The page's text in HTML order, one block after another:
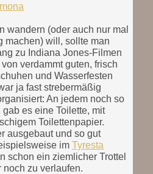
wandern (oder auch nur mal
machen) will, sollte man
zu Indiana Jones-Filmen
verdammt guten, frisch
und Wasserfesten
ja fast strebermäßig
An jedem noch so
es eine Toilette, mit
Toilettenpapier.
ausgebaut und so gut
imTyresta
schon ein ziemlicher Trottel
zu verlaufen.